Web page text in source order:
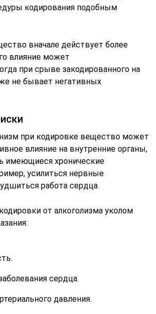
кодирования подобным
вначале действует более
влияние может
при срыве закодированного на
не бывает негативных
при кодировке вещество может
влияние на внутренние органы,
имеющиеся хронические
усилиться нервные
работа сердца.
от алкоголизма уколом
сердца.
давления.